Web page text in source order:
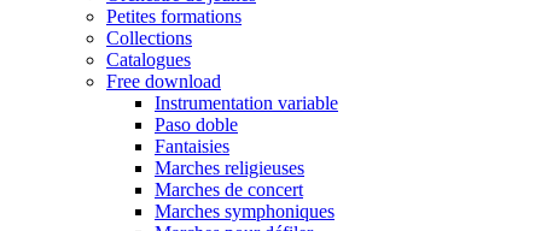
Petites formations
Collections
Catalogues
Free download
Instrumentation variable
Paso doble
Fantaisies
Marches religieuses
Marches de concert
Marches symphoniques